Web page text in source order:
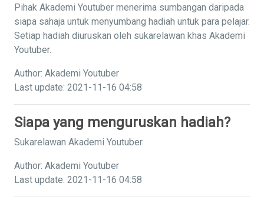
Pihak Akademi Youtuber menerima sumbangan daripada
siapa sahaja untuk menyumbang hadiah untuk para pelajar.
Setiap hadiah diuruskan oleh sukarelawan khas Akademi
Youtuber.
Author: Akademi Youtuber
Last update: 2021-11-16 04:58
Siapa yang menguruskan hadiah?
Sukarelawan Akademi Youtuber.
Author: Akademi Youtuber
Last update: 2021-11-16 04:58